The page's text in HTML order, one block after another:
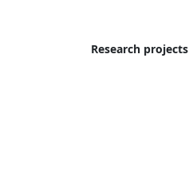
Research projects